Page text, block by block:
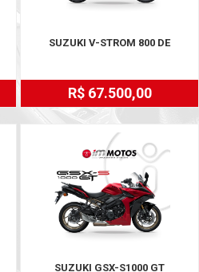
SUZUKI V-STROM 800 DE
R$ 67.500,00
SUZUKI GSX-S1000 GT